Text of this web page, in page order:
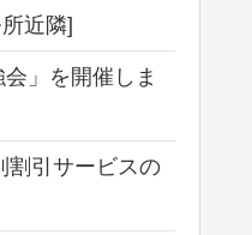
近隣]
」を開催しま
割引サービスの